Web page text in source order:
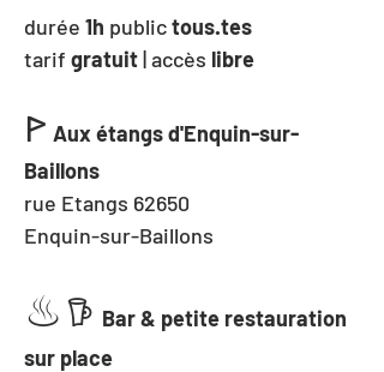
durée 1h public tous.tes
tarif gratuit |accès libre
ꚰ Aux étangs d'Enquin-sur-
Baillons
rue Etangs 62650
Enquin-sur-Baillons
♨︎𖠚 Bar & petite restauration
sur place